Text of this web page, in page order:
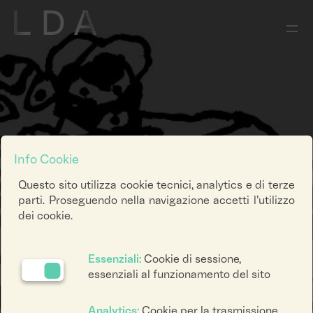
Info Cookie
Questo sito utilizza cookie tecnici, analytics e di terze
parti. Proseguendo nella navigazione accetti l’utilizzo
dei cookie.
Essenziali: Cookie di sessione,
essenziali al funzionamento del sito